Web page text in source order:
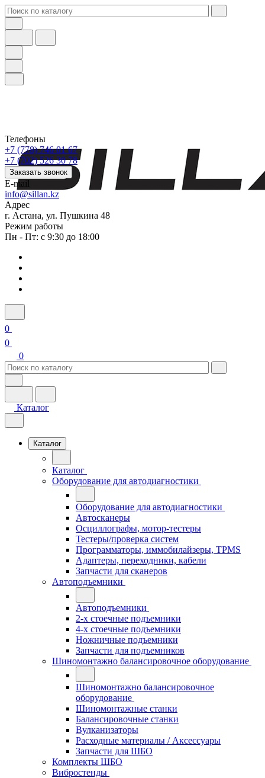
Телефоны
+7 (778) 746 01 67
+7 (702) 526 30 78
Заказать звонок
E-mail
info@sillan.kz
Адрес
г. Астана, ул. Пушкина 48
Режим работы
Пн - Пт: с 9:30 до 18:00
0
0
0
Каталог
Каталог
Каталог
Оборудование для автодиагностики
Оборудование для автодиагностики
Автосканеры
Осциллографы, мотор-тестеры
Тестеры/проверка систем
Программаторы, иммобилайзеры, TPMS
Адаптеры, переходники, кабели
Запчасти для сканеров
Автоподъемники
Автоподъемники
2-х стоечные подъемники
4-х стоечные подъемники
Ножничные подъемники
Запчасти для подъемников
Шиномонтажно балансировочное оборудование
Шиномонтажно балансировочное
оборудование
Шиномонтажные станки
Балансировочные станки
Вулканизаторы
Расходные материалы / Аксессуары
Запчасти для ШБО
Комплекты ШБО
Вибростенды